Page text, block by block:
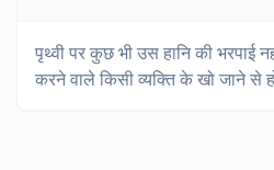
पृथ्वी पर कुछ भी उस हानि की भरपाई
करने वाले किसी व्यक्ति के खो जाने से